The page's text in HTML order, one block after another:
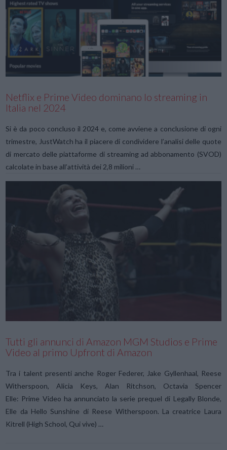
VIEW POST
VIEW POST
Netflix e Prime Video dominano lo streaming in
Italia nel 2024
Si è da poco concluso il 2024 e, come avviene a conclusione di ogni
trimestre, JustWatch ha il piacere di condividere l’analisi delle quote
di mercato delle piattaforme di streaming ad abbonamento (SVOD)
calcolate in base all’attività dei 2,8 milioni …
Tutti gli annunci di Amazon MGM Studios e Prime
Video al primo Upfront di Amazon
Tra i talent presenti anche Roger Federer, Jake Gyllenhaal, Reese
Witherspoon, Alicia Keys, Alan Ritchson, Octavia Spencer
Elle: Prime Video ha annunciato la serie prequel di Legally Blonde,
Elle da Hello Sunshine di Reese Witherspoon. La creatrice Laura
Kitrell (High School, Qui vive) …